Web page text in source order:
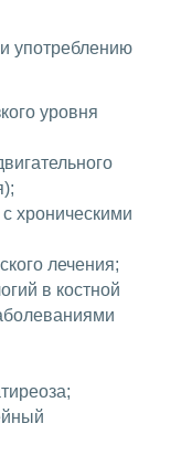
употреблению
уровня
хроническими
лечения;
в костной